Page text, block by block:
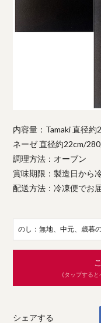
内容量：Tamaki 直径
ネーゼ 直径約22cm/
調理方法：オーブン
賞味期限：製造日から
配送方法：冷凍便でお
のし：無地、中元、歳暮
(タップすると
シェアする